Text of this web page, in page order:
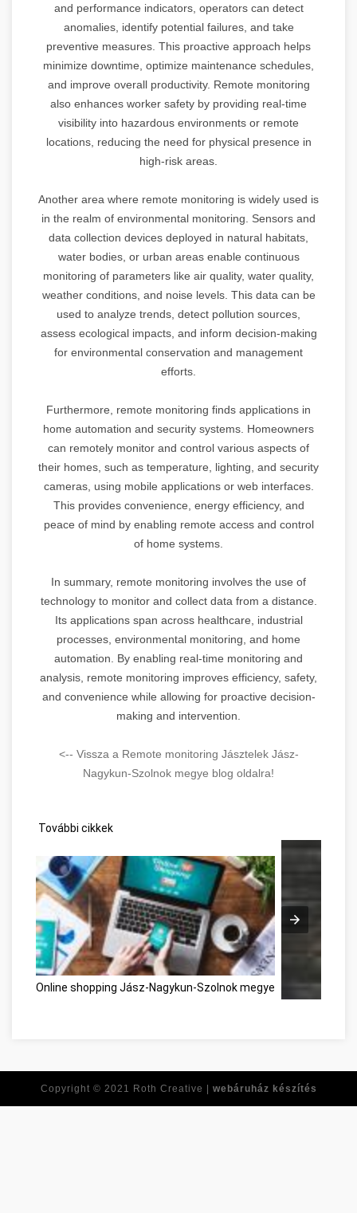
and performance indicators, operators can detect
anomalies, identify potential failures, and take
preventive measures. This proactive approach helps
minimize downtime, optimize maintenance schedules,
and improve overall productivity. Remote monitoring
also enhances worker safety by providing real-time
visibility into hazardous environments or remote
locations, reducing the need for physical presence in
high-risk areas.
Another area where remote monitoring is widely used is
in the realm of environmental monitoring. Sensors and
data collection devices deployed in natural habitats,
water bodies, or urban areas enable continuous
monitoring of parameters like air quality, water quality,
weather conditions, and noise levels. This data can be
used to analyze trends, detect pollution sources,
assess ecological impacts, and inform decision-making
for environmental conservation and management
efforts.
Furthermore, remote monitoring finds applications in
home automation and security systems. Homeowners
can remotely monitor and control various aspects of
their homes, such as temperature, lighting, and security
cameras, using mobile applications or web interfaces.
This provides convenience, energy efficiency, and
peace of mind by enabling remote access and control
of home systems.
In summary, remote monitoring involves the use of
technology to monitor and collect data from a distance.
Its applications span across healthcare, industrial
processes, environmental monitoring, and home
automation. By enabling real-time monitoring and
analysis, remote monitoring improves efficiency, safety,
and convenience while allowing for proactive decision-
making and intervention.
<-- Vissza a Remote monitoring Jásztelek Jász-
Nagykun-Szolnok megye blog oldalra!
További cikkek
Online shopping Jász-Nagykun-Szolnok megye
Copyright © 2021 Roth Creative | webáruház készítés